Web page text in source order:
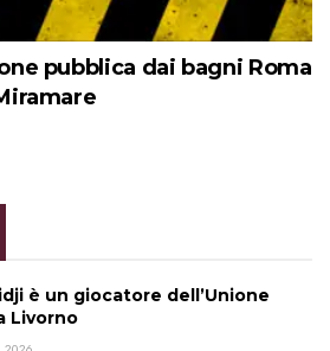
pubblica dai bagni Roma
è un giocatore dell’Unione
Livorno